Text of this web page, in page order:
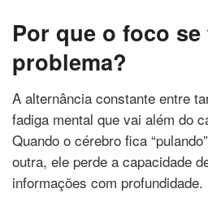
Por que o foco
problema?
A alternância constante entre
fadiga mental que vai além do
Quando o cérebro fica
outra, ele perde a capacidade
informações com profundidade.